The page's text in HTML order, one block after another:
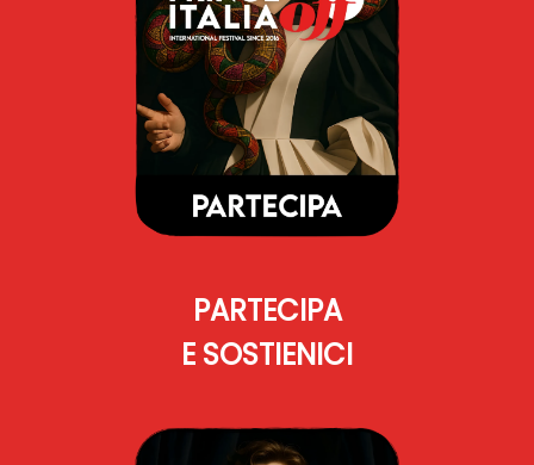
PARTECIPA
E SOSTIENICI